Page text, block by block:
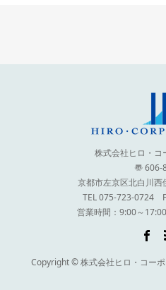
株式会社ヒロ・コ
〠 606-
京都市左京区北白川西
TEL 075-723-0724
営業時間：9:00～
Copyright © 株式会社ヒロ・コー